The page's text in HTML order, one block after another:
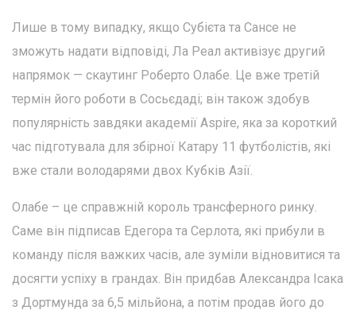
Лише в тому випадку, якщо Субієта та Сансе не
зможуть надати відповіді, Ла Реал активізує другий
напрямок — скаутинг Роберто Олабе. Це вже третій
термін його роботи в Сосьєдаді; він також здобув
популярність завдяки академії Aspire, яка за короткий
час підготувала для збірної Катару 11 футболістів, які
вже стали володарями двох Кубків Азії.
Олабе – це справжній король трансферного ринку.
Саме він підписав Едегора та Серлота, які прибули в
команду після важких часів, але зуміли відновитися та
досягти успіху в грандах. Він придбав Александра Ісака
з Дортмунда за 6,5 мільйона, а потім продав його до